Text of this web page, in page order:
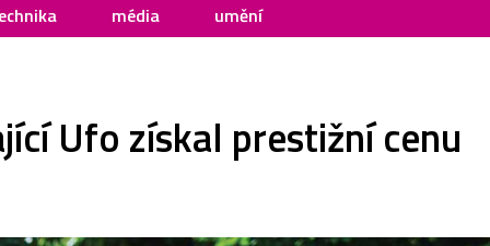
média umění
Ufo získal prestižní cenu